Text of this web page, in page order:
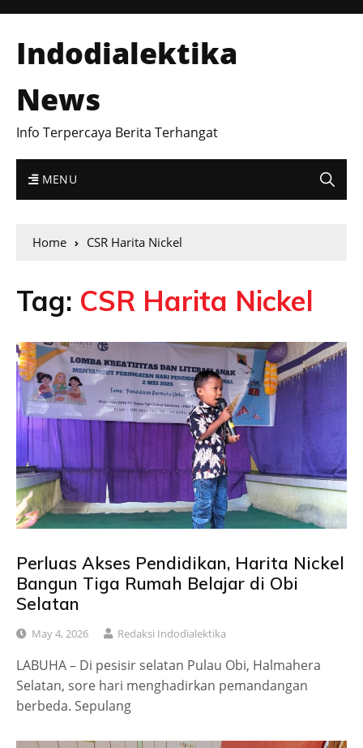
Indodialektika
News
Info Terpercaya Berita Terhangat
MENU
Home CSR Harita Nickel
Tag: CSR Harita Nickel
Perluas Akses Pendidikan, Harita Nickel
Bangun Tiga Rumah Belajar di Obi
Selatan
May 4, 2026 Redaksi Indodialektika
LABUHA – Di pesisir selatan Pulau Obi, Halmahera
Selatan, sore hari menghadirkan pemandangan
berbeda. Sepulang